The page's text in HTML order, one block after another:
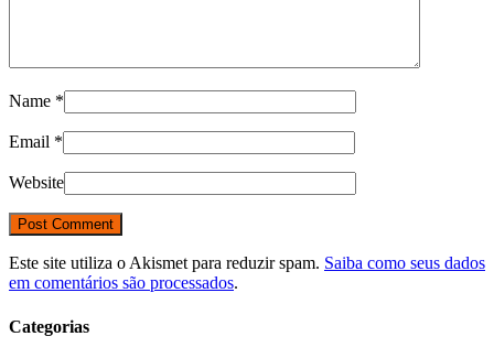
Name *
Email *
Website
Este site utiliza o Akismet para reduzir spam. Saiba como seus dados
em comentários são processados.
Categorias